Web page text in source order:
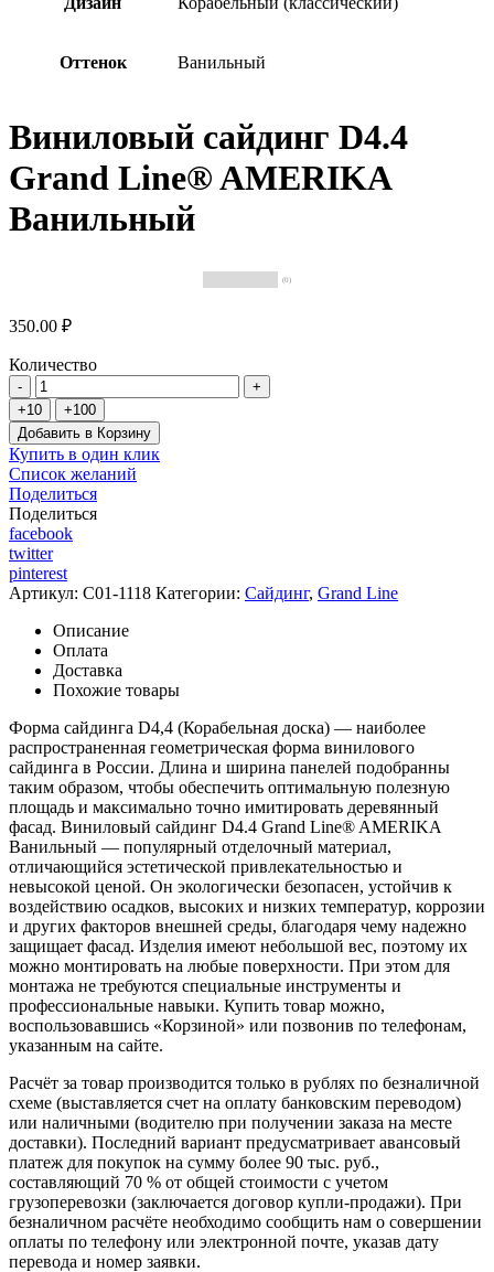
Оттенок Ванильный
Виниловый сайдинг D4.4
Grand Line® AMERIKA
Ванильный
(0)
350.00 ₽
Количество
Добавить в Корзину
Купить в один клик
Список желаний
Поделиться
Поделиться
facebook
twitter
pinterest
Артикул: C01-1118 Категории: Сайдинг, Grand Line
Описание
Оплата
Доставка
Похожие товары
Форма сайдинга D4,4 (Корабельная доска) — наиболее
распространенная геометрическая форма винилового
сайдинга в России. Длина и ширина панелей подобранны
таким образом, чтобы обеспечить оптимальную полезную
площадь и максимально точно имитировать деревянный
фасад. Виниловый сайдинг D4.4 Grand Line® AMERIKA
Ванильный — популярный отделочный материал,
отличающийся эстетической привлекательностью и
невысокой ценой. Он экологически безопасен, устойчив к
воздействию осадков, высоких и низких температур, коррозии
и других факторов внешней среды, благодаря чему надежно
защищает фасад. Изделия имеют небольшой вес, поэтому их
можно монтировать на любые поверхности. При этом для
монтажа не требуются специальные инструменты и
профессиональные навыки. Купить товар можно,
воспользовавшись «Корзиной» или позвонив по телефонам,
указанным на сайте.
Расчёт за товар производится только в рублях по безналичной
схеме (выставляется счет на оплату банковским переводом)
или наличными (водителю при получении заказа на месте
доставки). Последний вариант предусматривает авансовый
платеж для покупок на сумму более 90 тыс. руб.,
составляющий 70 % от общей стоимости с учетом
грузоперевозки (заключается договор купли-продажи). При
безналичном расчёте необходимо сообщить нам о совершении
оплаты по телефону или электронной почте, указав дату
перевода и номер заявки.